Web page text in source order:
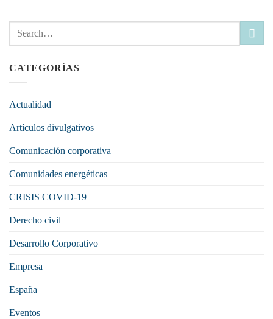
CATEGORÍAS
Actualidad
Artículos divulgativos
Comunicación corporativa
Comunidades energéticas
CRISIS COVID-19
Derecho civil
Desarrollo Corporativo
Empresa
España
Eventos